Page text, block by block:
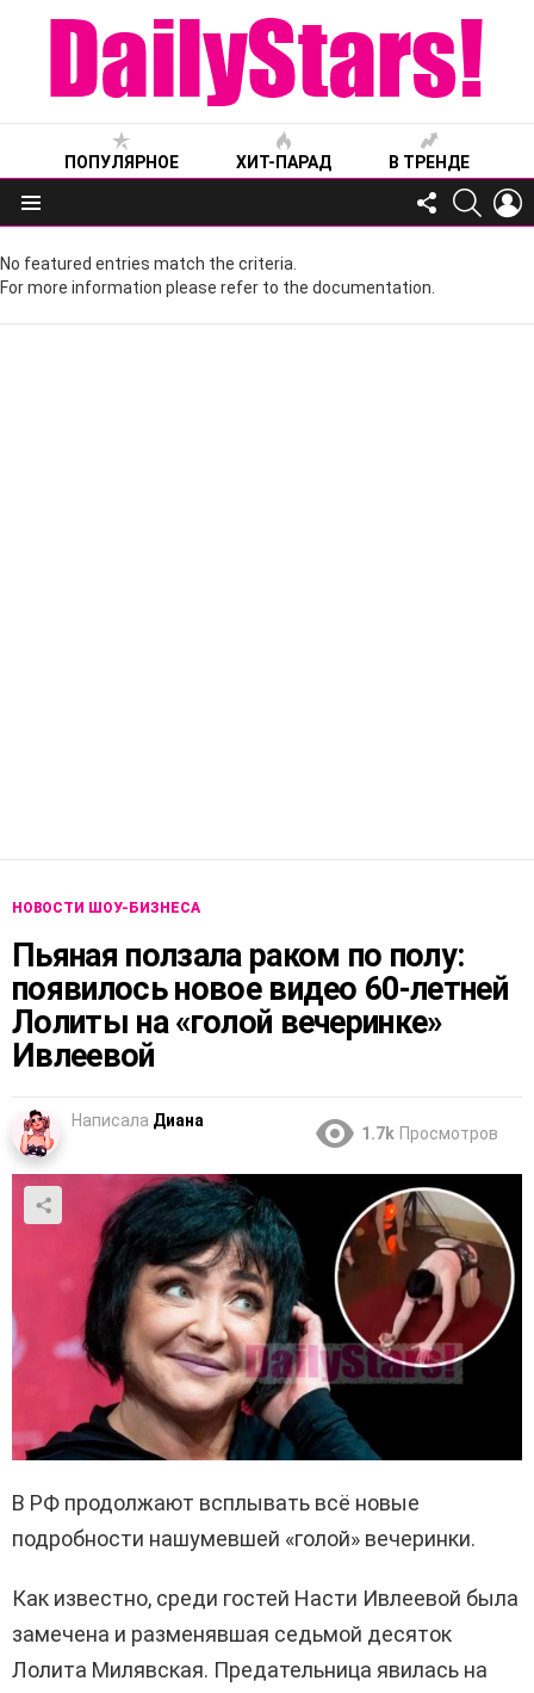
ПОПУЛЯРНОЕ ХИТ-ПАРАД В ТРЕНДЕ
Меню
FOLLOW
US
No featured entries match the criteria.
For more information please refer to the documentation.
НОВОСТИ ШОУ-БИЗНЕСА
Пьяная ползала раком по полу:
появилось новое видео 60-летней
Лолиты на «голой вечеринке»
Ивлеевой
Написала Диана
1.7k Просмотров
В РФ продолжают всплывать всё новые
подробности нашумевшей «голой» вечеринки.
Как известно, среди гостей Насти Ивлеевой была
замечена и разменявшая седьмой десяток
Лолита Милявская. Предательница явилась на